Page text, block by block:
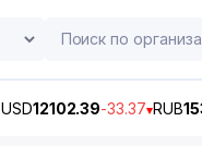
USD12102.39-33.37 RUB